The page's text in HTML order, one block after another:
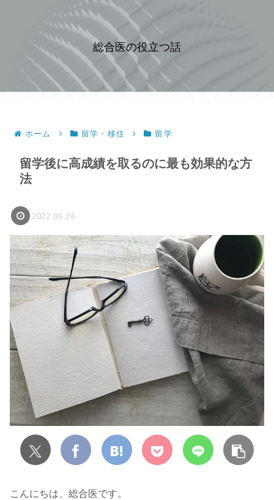
総合医の役立つ話
ホーム 留学・移住 留学
留学後に高成績を取るのに最も効果的な方
法
2022.06.24
こんにちは、総合医です。